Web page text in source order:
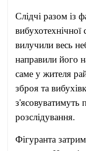
Слідчі разом із
вибухотехнічної
вилучили весь
направили його
саме у жителя
зброя та
з'ясовуватимуть
розслідування.
Фігуранта